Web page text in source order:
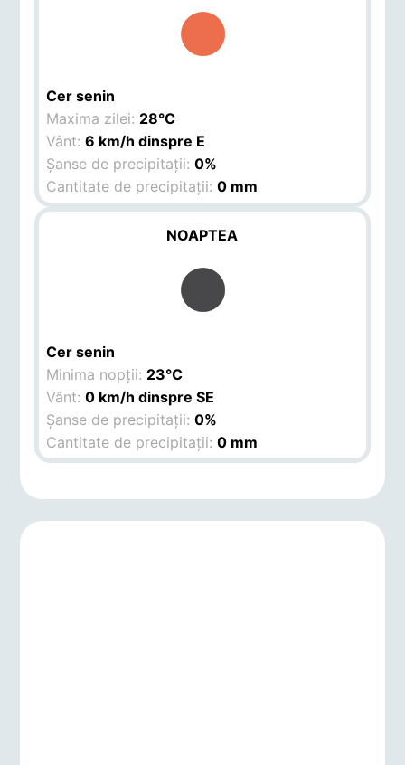
Cer senin
Maxima zilei: 28°C
Vânt:6 km/h dinspre E
Șanse de precipitații:0%
Cantitate de precipitații:0 mm
NOAPTEA
Cer senin
Minima nopții: 23°C
Vânt:0 km/h dinspre SE
Șanse de precipitații:0%
Cantitate de precipitații:0 mm